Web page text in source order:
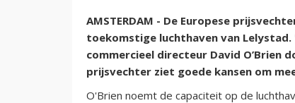
AMSTERDAM - De Europese
toekomstige luchthaven van
commercieel directeur David O’Brien
prijsvechter ziet goede kansen om
O'Brien noemt de capaciteit op de